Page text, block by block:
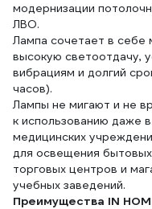
модернизации
ЛВО.
Лампа сочетает в себе
высокую светоотдачу,
вибрациям и долгий
часов).
Лампы не мигают и не
к использованию даже
медицинских
для освещения
торговых центров и
учебных заведений.
Преимущества IN